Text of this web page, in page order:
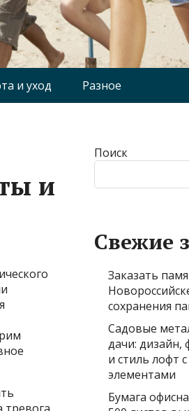
и уход Разное
и
Поиск
Свежие
Заказать
сохранения
Садовые
дачи: дизайн,
и стиль лофт
элементами
Бумага